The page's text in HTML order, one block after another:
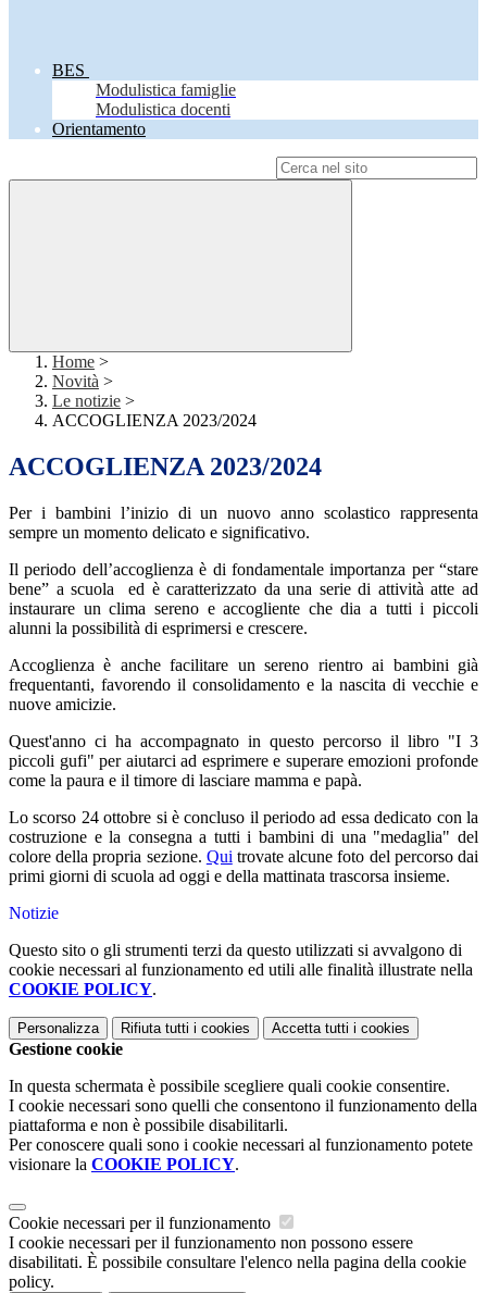
BES
Modulistica famiglie
Modulistica docenti
Orientamento
Home >
Novità >
Le notizie >
ACCOGLIENZA 2023/2024
ACCOGLIENZA 2023/2024
Per i bambini l’inizio di un nuovo anno scolastico rappresenta
sempre un momento delicato e significativo.
Il periodo dell’accoglienza è di fondamentale importanza per “stare
bene” a scuola ed è caratterizzato da una serie di attività atte ad
instaurare un clima sereno e accogliente che dia a tutti i piccoli
alunni la possibilità di esprimersi e crescere.
Accoglienza è anche facilitare un sereno rientro ai bambini già
frequentanti, favorendo il consolidamento e la nascita di vecchie e
nuove amicizie.
Quest'anno ci ha accompagnato in questo percorso il libro "I 3
piccoli gufi" per aiutarci ad esprimere e superare emozioni profonde
come la paura e il timore di lasciare mamma e papà.
Lo scorso 24 ottobre si è concluso il periodo ad essa dedicato con la
costruzione e la consegna a tutti i bambini di una "medaglia" del
colore della propria sezione. Qui trovate alcune foto del percorso dai
primi giorni di scuola ad oggi e della mattinata trascorsa insieme.
Notizie
Questo sito o gli strumenti terzi da questo utilizzati si avvalgono di
cookie necessari al funzionamento ed utili alle finalità illustrate nella
COOKIE POLICY.
Personalizza Rifiuta tutti i cookies Accetta tutti i cookies
Gestione cookie
In questa schermata è possibile scegliere quali cookie consentire.
I cookie necessari sono quelli che consentono il funzionamento della
piattaforma e non è possibile disabilitarli.
Per conoscere quali sono i cookie necessari al funzionamento potete
visionare la COOKIE POLICY.
Cookie necessari per il funzionamento
I cookie necessari per il funzionamento non possono essere
disabilitati. È possibile consultare l'elenco nella pagina della cookie
policy.